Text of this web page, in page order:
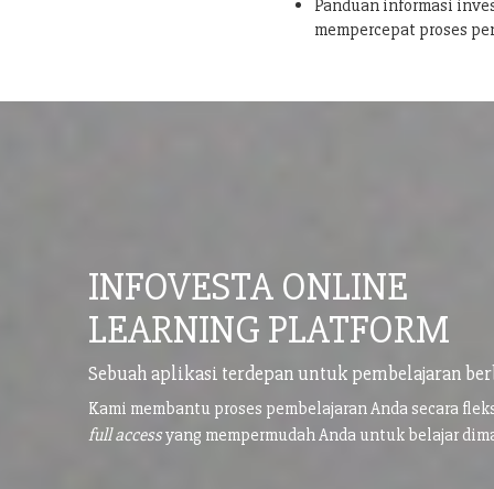
Panduan informasi
mempercepat proses
INFOVESTA ONLINE
LEARNING PLATFORM
Sebuah aplikasi terdepan untuk pembelajaran
Kami membantu proses pembelajaran Anda secara
full accessyang mempermudah Anda untuk belajar